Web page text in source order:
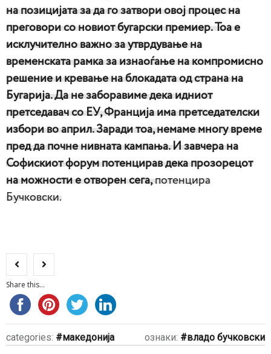
на позицијата за да го затвори овој процес на
преговори со новиот бугарски премиер. Тоа е
исклучително важно за утврдување на
временската рамка за изнаоѓање на компромисно
решение и кревање на блокадата од страна на
Бугарија. Да не заборавиме дека идниот
претседавач со ЕУ, Франција има претседателски
избори во април. Заради тоа, немаме многу време
пред да почне нивната кампања. И завчера на
Софискиот форум потенцирав дека прозорецот
на можности е отворен сега,потенцира
Бучковски.
Share this...
categories: македонија ознаки: владо бучковски